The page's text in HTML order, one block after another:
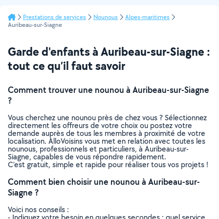
Prestations de services Nounous
Alpes-maritimes
Auribeau-sur-Siagne
Garde d'enfants à Auribeau-sur-Siagne :
tout ce qu’il faut savoir
Comment trouver une nounou à Auribeau-sur-Siagne
?
Vous cherchez une nounou près de chez vous ? Sélectionnez
directement les offreurs de votre choix ou postez votre
demande auprès de tous les membres à proximité de votre
localisation. AlloVoisins vous met en relation avec toutes les
nounous, professionnels et particuliers, à Auribeau-sur-
Siagne, capables de vous répondre rapidement.
C’est gratuit, simple et rapide pour réaliser tous vos projets !
Comment bien choisir une nounou à Auribeau-sur-
Siagne ?
Voici nos conseils :